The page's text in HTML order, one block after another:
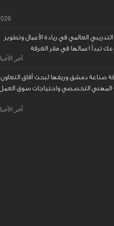
التدريبي العالمي في ريادة الأعمال وتطوير
تبدأ اعمالها في مقر الغرفة
آخر
صناعة دمشق وريفها لبحث آفاق التعاون
المهني التخصصي واحتياجات سوق
آخر